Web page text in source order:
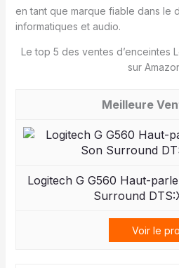
en tant que marque fiable dans le
informatiques et audio.
Le top 5 des ventes d’enceintes
sur
Logitech G G560 Haut-
Surround
Voir le